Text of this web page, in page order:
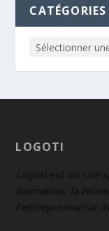
CATÉGORIES
LOGOTI